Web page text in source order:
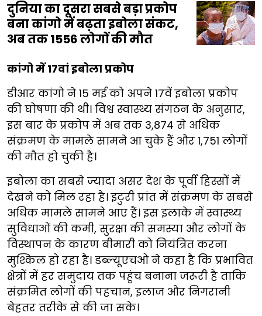
दुनिया का दूसरा सबसे बड़ा प्रकोप
बना कांगो में बढ़ता इबोला संकट,
अब तक 1556 लोगों की मौत
कांगो में 17वां इबोला प्रकोप
डीआर कांगो ने 15 मई को अपने 17वें इबोला प्रकोप
की घोषणा की थी। विश्व स्वास्थ्य संगठन के अनुसार,
इस बार के प्रकोप में अब तक 3,874 से अधिक
संक्रमण के मामले सामने आ चुके हैं और 1,751 लोगों
की मौत हो चुकी है।
इबोला का सबसे ज्यादा असर देश के पूर्वी हिस्सों में
देखने को मिल रहा है। इटुरी प्रांत में संक्रमण के सबसे
अधिक मामले सामने आए हैं। इस इलाके में स्वास्थ्य
सुविधाओं की कमी, सुरक्षा की समस्या और लोगों के
विस्थापन के कारण बीमारी को नियंत्रित करना
मुश्किल हो रहा है। डब्ल्यूएचओ ने कहा है कि प्रभावित
क्षेत्रों में हर समुदाय तक पहुंच बनाना जरूरी है ताकि
संक्रमित लोगों की पहचान, इलाज और निगरानी
बेहतर तरीके से की जा सके।